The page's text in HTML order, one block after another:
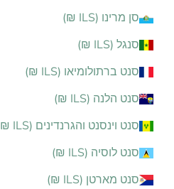
סן מרינו (ILS ₪)
סנגל (ILS ₪)
סנט ברתולומיאו (ILS ₪)
סנט הלנה (ILS ₪)
סנט וינסנט והגרנדינים (ILS ₪)
סנט לוסיה (ILS ₪)
סנט מארטן (ILS ₪)